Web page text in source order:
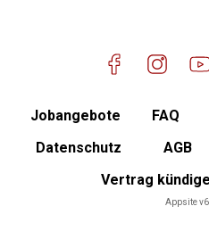
Mitgliederbereich
Jobangebote FAQ
Datenschutz
AGB
Vertrag
Appsite